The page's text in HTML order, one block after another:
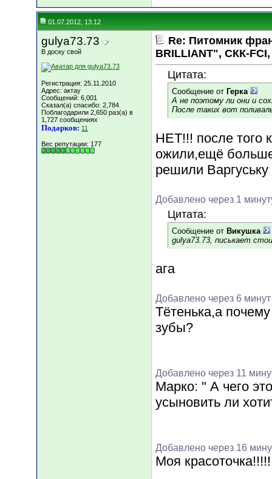
01.07.2012, 13:12
gulya73.73
В доску свой
Регистрация: 25.11.2010
Адрес: актау
Сообщений: 6,001
Сказал(а) спасибо: 2,784
Поблагодарили 2,650 раз(а) в
1,727 сообщениях
Подарков: 11
Вес репутации: 177
Re: Питомник
BRILLIANT", СКК-FCI,
Цитата:
Сообщение от Герка
А не поэтому ли они и
После таких вот
НЕТ!!! после того
ожили,ещё
решили
Добавлено через 1
Цитата:
Сообщение от Викушка
gulya73.73, писькает
ага
Добавлено через 6 минут
Тётенька,а
зубы?
Добавлено через 11
Марко: " А чего
усыновить ли
Добавлено через 16
Моя красоточка!!!!!